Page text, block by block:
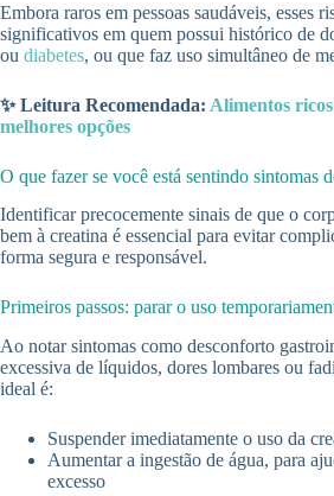
Embora raros em pessoas saudáveis, esses
significativos em quem possui histórico de
ou diabetes, ou que faz uso simultâneo de
✨ Leitura Recomendada: Alimentos
melhores opções
O que fazer se você está sentindo sintomas
Identificar precocemente sinais de que o
bem à creatina é essencial para evitar
forma segura e responsável.
Primeiros passos: parar o uso
Ao notar sintomas como desconforto
excessiva de líquidos, dores lombares ou
ideal é:
Suspender imediatamente o uso da
Aumentar a ingestão de água, para
excesso